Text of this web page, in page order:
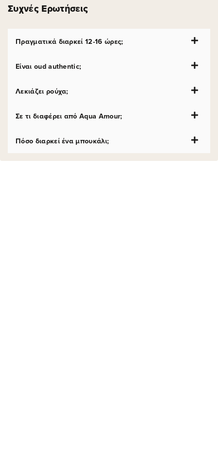
Συχνές Ερωτήσεις
Πραγματικά διαρκεί 12-16 ώρες;
Είναι oud authentic;
Λεκιάζει ρούχα;
Σε τι διαφέρει από Aqua Amour;
Πόσο διαρκεί ένα μπουκάλι;